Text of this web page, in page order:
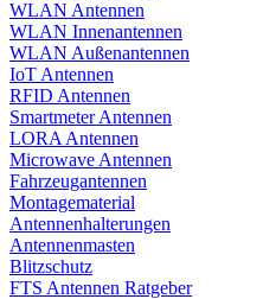
WLAN Antennen
WLAN Innenantennen
WLAN Außenantennen
IoT Antennen
RFID Antennen
Smartmeter Antennen
LORA Antennen
Microwave Antennen
Fahrzeugantennen
Montagematerial
Antennenhalterungen
Antennenmasten
Blitzschutz
FTS Antennen Ratgeber